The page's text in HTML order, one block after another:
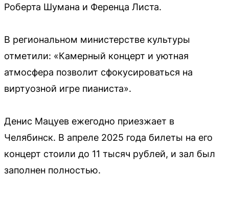
Роберта Шумана и Ференца Листа.
В региональном министерстве культуры
отметили: «Камерный концерт и уютная
атмосфера позволит сфокусироваться на
виртуозной игре пианиста».
Денис Мацуев ежегодно приезжает в
Челябинск. В апреле 2025 года билеты на его
концерт стоили до 11 тысяч рублей, и зал был
заполнен полностью.